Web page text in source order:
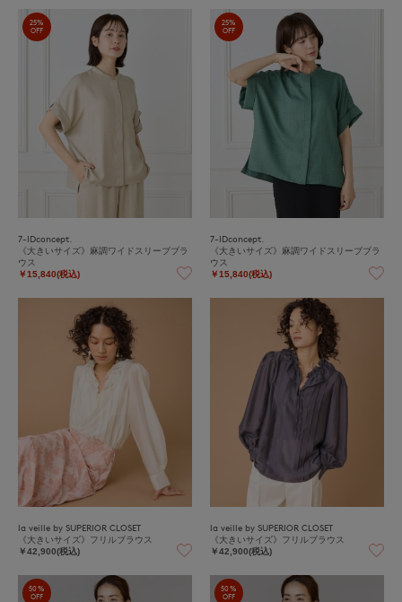
25%
OFF
7-IDconcept.
《大きいサイズ》麻調ワイドスリーブブラ
ウス
￥15,840(税込)
25%
OFF
7-IDconcept.
《大きいサイズ》麻調ワイドスリーブブラ
ウス
￥15,840(税込)
la veille by SUPERIOR CLOSET
《大きいサイズ》フリルブラウス
￥42,900(税込)
la veille by SUPERIOR CLOSET
《大きいサイズ》フリルブラウス
￥42,900(税込)
50%
OFF
50%
OFF